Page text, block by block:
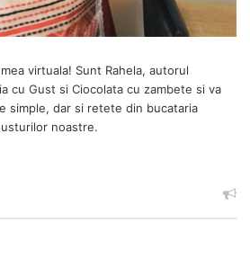
virtuala! Sunt Rahela, autorul
cu Gust si Ciocolata cu zambete si va
simple, dar si retete din bucataria
noastre.